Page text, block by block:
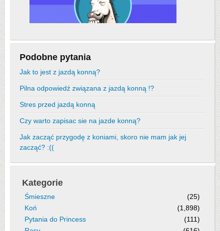
Podobne pytania
Jak to jest z jazdą konną?
Pilna odpowiedź związana z jazdą konną !?
Stres przed jazdą konną
Czy warto zapisac sie na jazde konną?
Jak zacząć przygodę z koniami, skoro nie mam jak jej
zacząć? :((
Kategorie
Śmieszne
(25)
Koń
(1,898)
Pytania do Princess
(111)